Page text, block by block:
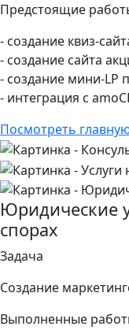
Предстоящие
- создание квиз-
- создание сайта
- создание мини-LP
- интеграция с
Посмотреть
Юридические
спорах
Задача
Создание
Выполненные